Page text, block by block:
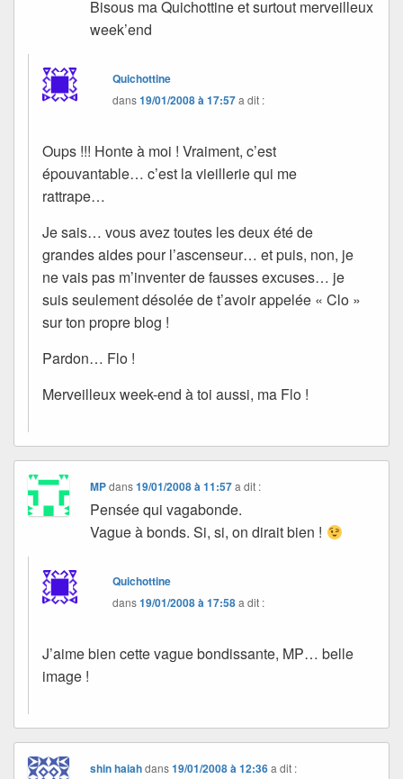
Bisous ma Quichottine et surtout merveilleux
week’end
Quichottine
dans19/01/2008 à 17:57a dit :
Oups !!! Honte à moi ! Vraiment, c’est
épouvantable… c’est la vieillerie qui me
rattrape…
Je sais… vous avez toutes les deux été de
grandes aides pour l’ascenseur… et puis, non, je
ne vais pas m’inventer de fausses excuses… je
suis seulement désolée de t’avoir appelée « Clo »
sur ton propre blog !
Pardon… Flo !
Merveilleux week-end à toi aussi, ma Flo !
MPdans19/01/2008 à 11:57 a dit :
Pensée qui vagabonde.
Vague à bonds. Si, si, on dirait bien !
Quichottine
dans19/01/2008 à 17:58a dit :
J’aime bien cette vague bondissante, MP… belle
image !
shin haiahdans19/01/2008 à 12:36 a dit :